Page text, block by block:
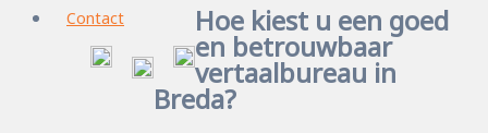
Contact
Hoe kiest u een goed
en betrouwbaar
vertaalbureau in
Breda?